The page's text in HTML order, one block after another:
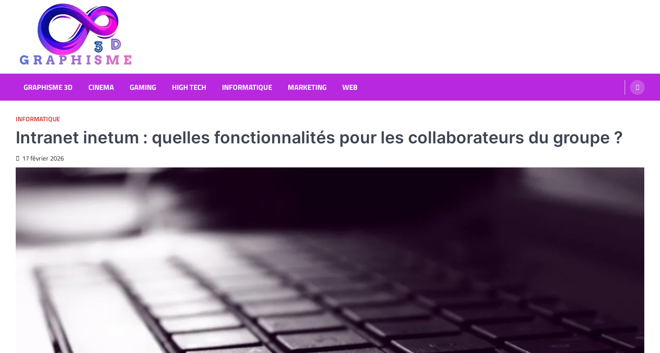
Graphisme 3D
GRAPHISME 3D CINEMA GAMING HIGH TECH INFORMATIQUE MARKETING WEB
INFORMATIQUE
Intranet inetum : quelles fonctionnalités pour les collaborateurs du groupe ?
17 février 2026